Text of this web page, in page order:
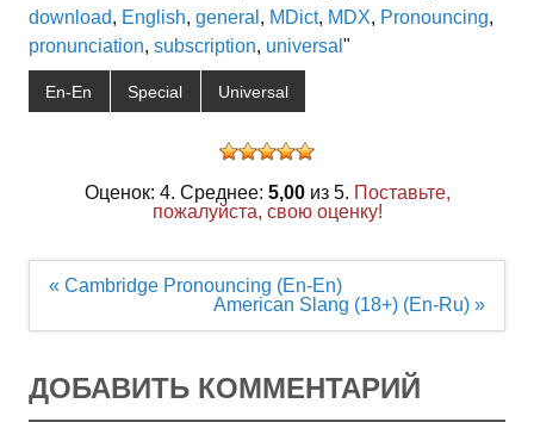
download, English, general , MDict, MDX, Pronouncing,
pronunciation, subscription, universal "
En-En Special Universal
Оценок: 4. Среднее: 5,00из 5. Поставьте,
пожалуйста, свою оценку!
Навигация
« Cambridge Pronouncing (En-En)
American Slang (18+) (En-Ru) »
ДОБАВИТЬ КОММЕНТАРИЙ